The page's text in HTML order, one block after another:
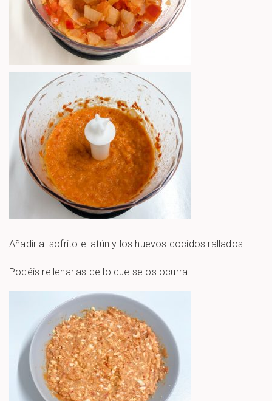
Añadir al sofrito el atún y los huevos cocidos rallados.
Podéis rellenarlas de lo que se os ocurra.